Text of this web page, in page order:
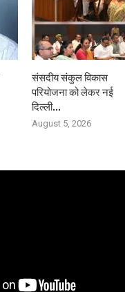
संसदीय संकुल विकास
परियोजना को लेकर नई
दिल्ली...
August 5, 2026